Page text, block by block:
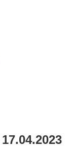
17.04.2023